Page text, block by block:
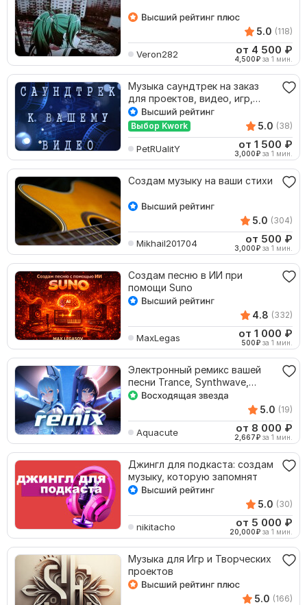
5.0 (118)
Veron282 от 4 500 ₽
4,500₽ за 1 мин.
Музыка саундтрек на заказ
для проектов, видео, игр,
фильмов, рекламы
Выбор Kwork 5.0 (38)
PetRUalitY от 1 500 ₽
3,000₽ за 1 мин.
Создам музыку на ваши стихи
5.0 (304)
Mikhail201704 от 500 ₽
3,000₽ за 1 мин.
Создам песню в ИИ при
помощи Suno
4.8 (332)
MaxLegas от 1 000 ₽
500₽ за 1 мин.
Электронный ремикс вашей
песни Trance, Synthwave,
Eurodance, Rave, EBM
5.0 (19)
Aquacute от 8 000 ₽
2,667₽ за 1 мин.
Джингл для подкаста: создам
музыку, которую запомнят
5.0 (30)
nikitacho от 5 000 ₽
20,000₽ за 1 мин.
Музыка для Игр и Творческих
проектов
5.0 (166)